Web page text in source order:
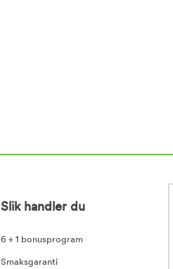
Slik handler du
6 + 1 bonusprogram
Smaksgaranti